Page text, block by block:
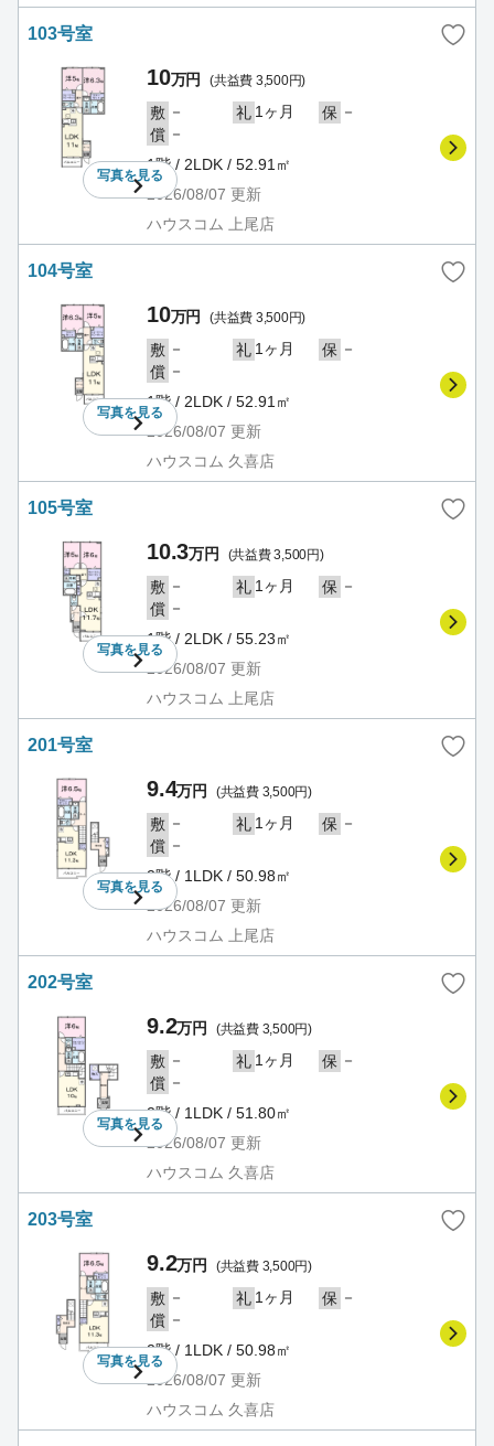
103号室
写真を見る
10万円 (共益費 3,500円)
敷 － 礼 1ヶ月 保 －
償 －
1階 / 2LDK / 52.91㎡
2026/08/07 更新
ハウスコム 上尾店
104号室
写真を見る
10万円 (共益費 3,500円)
敷 － 礼 1ヶ月 保 －
償 －
1階 / 2LDK / 52.91㎡
2026/08/07 更新
ハウスコム 久喜店
105号室
写真を見る
10.3万円 (共益費 3,500円)
敷 － 礼 1ヶ月 保 －
償 －
1階 / 2LDK / 55.23㎡
2026/08/07 更新
ハウスコム 上尾店
201号室
写真を見る
9.4万円 (共益費 3,500円)
敷 － 礼 1ヶ月 保 －
償 －
2階 / 1LDK / 50.98㎡
2026/08/07 更新
ハウスコム 上尾店
202号室
写真を見る
9.2万円 (共益費 3,500円)
敷 － 礼 1ヶ月 保 －
償 －
2階 / 1LDK / 51.80㎡
2026/08/07 更新
ハウスコム 久喜店
203号室
写真を見る
9.2万円 (共益費 3,500円)
敷 － 礼 1ヶ月 保 －
償 －
2階 / 1LDK / 50.98㎡
2026/08/07 更新
ハウスコム 久喜店